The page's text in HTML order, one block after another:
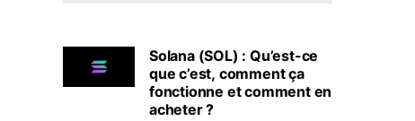
Solana (SOL) : Qu’est-ce
que c’est, comment ça
fonctionne et comment en
acheter ?